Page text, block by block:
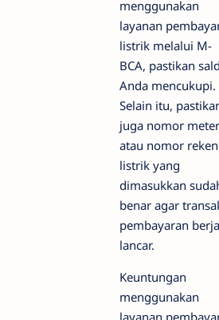
menggunakan
layanan
listrik melalui M-
BCA, pastikan
Anda mencukupi.
Selain itu,
juga nomor
atau nomor
listrik yang
dimasukkan
benar agar
pembayaran
lancar.
Keuntungan
menggunakan
layanan